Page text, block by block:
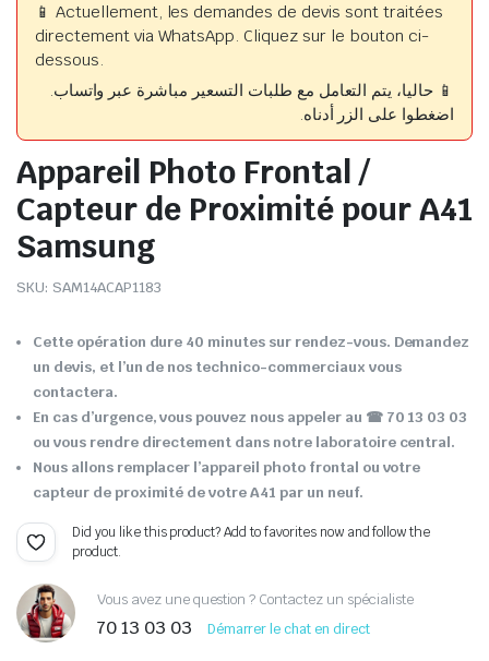
📱 Actuellement, les demandes de devis sont traitées
directement via WhatsApp. Cliquez sur le bouton ci-
dessous.
📱 حاليا، يتم التعامل مع طلبات التسعير مباشرة عبر واتساب.
اضغطوا على الزر أدناه.
Appareil Photo Frontal /
Capteur de Proximité pour A41
Samsung
SKU: SAM14ACAP1183
Cette opération dure 40 minutes sur rendez-vous. Demandez
un devis, et l’un de nos technico-commerciaux vous
contactera.
En cas d’urgence, vous pouvez nous appeler au ☎ 70 13 03 03
ou vous rendre directement dans notre laboratoire central.
Nous allons remplacer l’appareil photo frontal ou votre
capteur de proximité de votre A41 par un neuf.
Did you like this product? Add to favorites now and follow the
product.
Vous avez une question ? Contactez un spécialiste
70 13 03 03 Démarrer le chat en direct